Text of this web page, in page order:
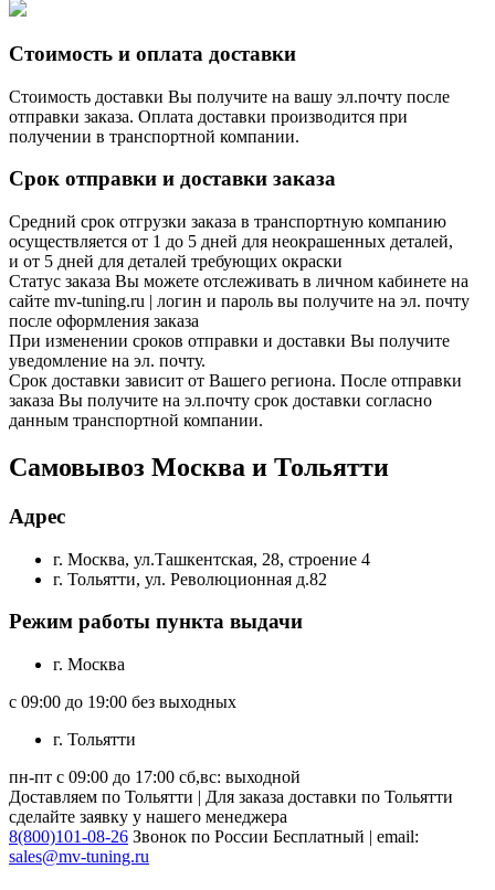
Стоимость и оплата доставки
Стоимость доставки Вы получите на вашу эл.почту после
отправки заказа. Оплата доставки производится при
получении в транспортной компании.
Срок отправки и доставки заказа
Средний срок отгрузки заказа в транспортную компанию
осуществляется от 1 до 5 дней для неокрашенных деталей,
и от 5 дней для деталей требующих окраски
Статус заказа Вы можете отслеживать в личном кабинете на
сайте mv-tuning.ru | логин и пароль вы получите на эл. почту
после оформления заказа
При изменении сроков отправки и доставки Вы получите
уведомление на эл. почту.
Срок доставки зависит от Вашего региона. После отправки
заказа Вы получите на эл.почту срок доставки согласно
данным транспортной компании.
Самовывоз Москва и Тольятти
Адрес
г. Москва, ул.Ташкентская, 28, строение 4
г. Тольятти, ул. Революционная д.82
Режим работы пункта выдачи
г. Москва
с 09:00 до 19:00 без выходных
г. Тольятти
пн-пт с 09:00 до 17:00 сб,вс: выходной
Доставляем по Тольятти | Для заказа доставки по Тольятти
сделайте заявку у нашего менеджера
8(800)101-08-26 Звонок по России Бесплатный | email:
sales@mv-tuning.ru